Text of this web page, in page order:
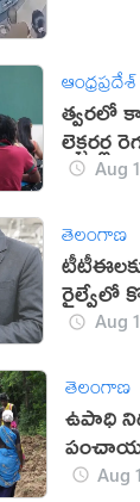
ఆంధ్రప్రదేశ్
త్వరలో
లెక్చరర్ల
Aug
తెలంగాణ
రైల్వేలో
Aug
తెలంగాణ
ఉపాధి
కేంద్రం
Aug